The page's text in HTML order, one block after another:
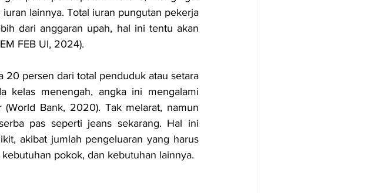
lainnya. Total iuran pungutan pekerja
dari anggaran upah, hal ini tentu akan
FEB UI, 2024).
20 persen dari total penduduk atau setara
kelas menengah, angka ini mengalami
Bank, 2020). Tak melarat, namun
pas seperti jeans sekarang. Hal ini
akibat jumlah pengeluaran yang harus
pokok, dan kebutuhan lainnya.